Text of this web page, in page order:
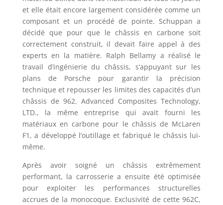
et elle était encore largement considérée comme un
composant et un procédé de pointe. Schuppan a
décidé que pour que le châssis en carbone soit
correctement construit, il devait faire appel à des
experts en la matière. Ralph Bellamy a réalisé le
travail d’ingénierie du châssis, s’appuyant sur les
plans de Porsche pour garantir la précision
technique et repousser les limites des capacités d’un
châssis de 962. Advanced Composites Technology,
LTD., la même entreprise qui avait fourni les
matériaux en carbone pour le châssis de McLaren
F1, a développé l’outillage et fabriqué le châssis lui-
même.
Après avoir soigné un châssis extrêmement
performant, la carrosserie a ensuite été optimisée
pour exploiter les performances structurelles
accrues de la monocoque. Exclusivité de cette 962C,